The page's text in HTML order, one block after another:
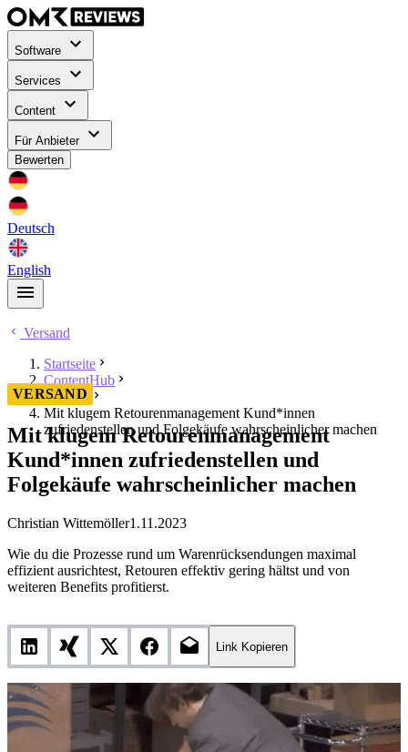
Software
Services
Content
Für Anbieter
Bewerten
Deutsch
English
Versand
Startseite
ContentHub
Versand
Mit klugem Retourenmanagement Kund*innen
zufriedenstellen und Folgekäufe wahrscheinlicher machen
VERSAND
Mit klugem Retourenmanagement
Kund*innen zufriedenstellen und
Folgekäufe wahrscheinlicher machen
Christian Wittemöller1.11.2023
Wie du die Prozesse rund um Warenrücksendungen maximal
effizient ausrichtest, Retouren effektiv gering hältst und von
weiteren Benefits profitierst.
Link Kopieren